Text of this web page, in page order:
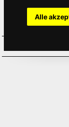
Alle